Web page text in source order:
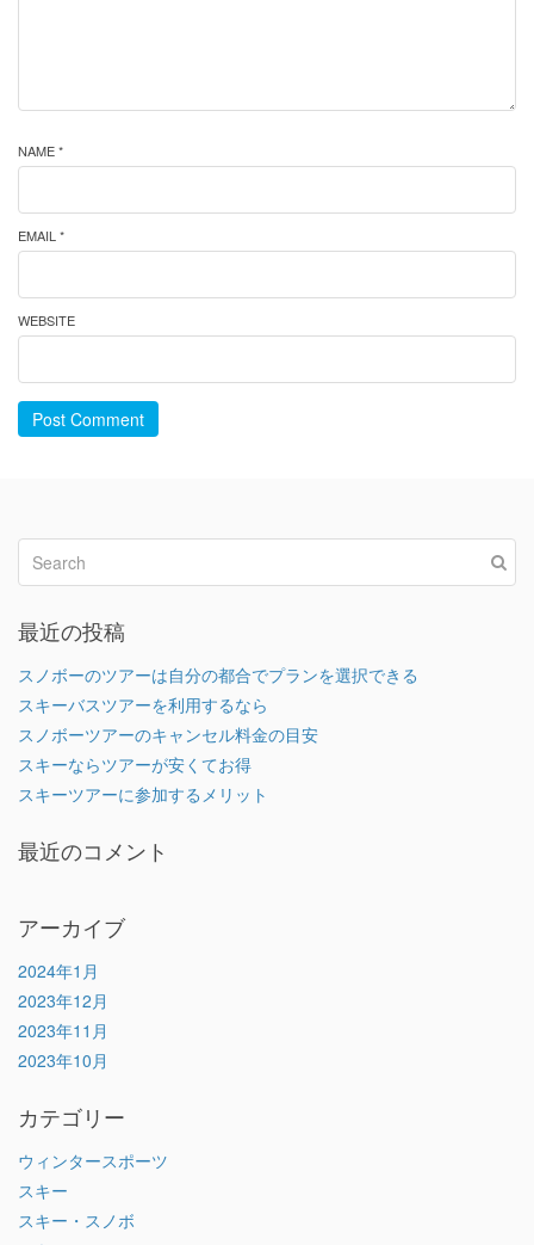
NAME *
EMAIL *
WEBSITE
Post Comment
最近の投稿
スノボーのツアーは自分の都合でプランを選択できる
スキーバスツアーを利用するなら
スノボーツアーのキャンセル料金の目安
スキーならツアーが安くてお得
スキーツアーに参加するメリット
最近のコメント
アーカイブ
2024年1月
2023年12月
2023年11月
2023年10月
カテゴリー
ウィンタースポーツ
スキー
スキー・スノボ